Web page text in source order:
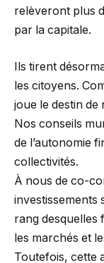
relèveront plus
par la capitale.
Ils tirent
les citoyens.
joue le destin de
Nos conseils
de l’autonomie
collectivités.
À nous de co-
investissements
rang desquelles
les marchés et
Toutefois, cette